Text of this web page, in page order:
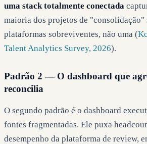
uma stack totalmente conectada
maioria dos projetos de "consolidação"
plataformas sobreviventes, não uma (
Talent Analytics Survey, 2026).
Padrão 2 — O dashboard que
reconcilia
O segundo padrão é o dashboard
fontes fragmentadas. Ele puxa
desempenho da plataforma de review,